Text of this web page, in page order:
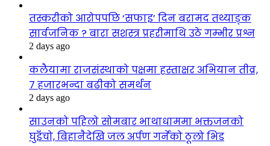
तस्करीको आरोपपछि ‘सफाइ’ दिन बरामद तथ्याङ्क
सार्वजनिक ? बारा सशस्त्र प्रहरीमाथि उठे गम्भीर प्रश्न
2 days ago
कलैयामा राजसंस्थाको पक्षमा हस्ताक्षर अभियान तीव्र,
७ हजारभन्दा बढीको समर्थन
2 days ago
साउनको पहिलो सोमबार भाथाधाममा भक्तजनको
घुइँचो, बिहानैदेखि जल अर्पण गर्नेको ठूलो भिड